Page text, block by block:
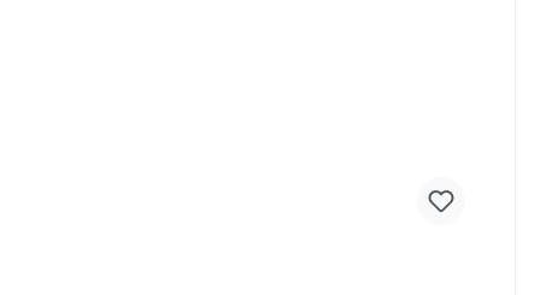
Sitzhöhe können innerhalb Deutschlands gegen